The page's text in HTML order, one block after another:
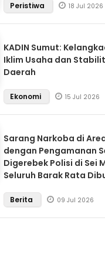
Peristiwa 18 Jul 2026
KADIN Sumut:
Iklim Usaha dan
Daerah
Ekonomi 15 Jul 2026
Sarang Narkoba di
dengan Pengamanan
Digerebek Polisi di Sei
Seluruh Barak Rata
Berita 09 Jul 2026